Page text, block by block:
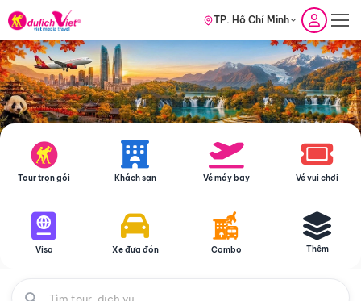
TP. Hồ Chí Minh
Tour trọn gói Khách sạn Vé máy bay Vé vui chơi
Visa Xe đưa đón Combo Thêm